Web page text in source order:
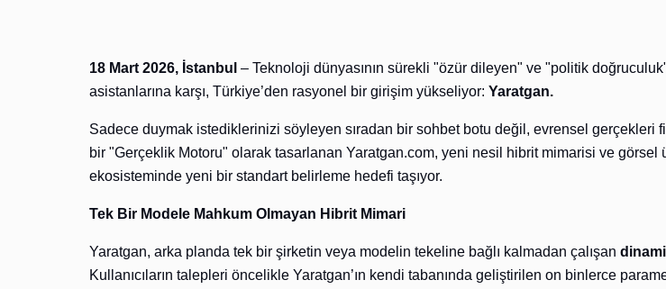
18 Mart 2026, İstanbul – Teknoloji dünyasının sürekli "özür dileyen" ve "politik
asistanlarına karşı, Türkiye’den rasyonel bir girişim yükseliyor: Yaratgan.
Sadece duymak istediklerinizi söyleyen sıradan bir sohbet botu değil, evrensel gerçekleri
bir "Gerçeklik Motoru" olarak tasarlanan Yaratgan.com, yeni nesil hibrit mimarisi ve görsel
ekosisteminde yeni bir standart belirleme hedefi taşıyor.
Tek Bir Modele Mahkum Olmayan Hibrit Mimari
Yaratgan, arka planda tek bir şirketin veya modelin tekeline bağlı kalmadan çalışan
Kullanıcıların talepleri öncelikle Yaratgan’ın kendi tabanında geliştirilen on binlerce